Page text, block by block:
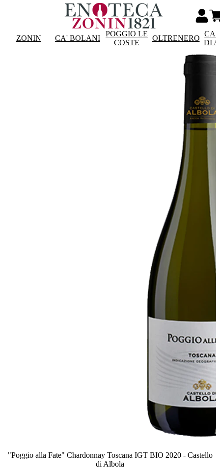
ZONIN CA' BOLANI
POGGIO LE
COSTE
OLTRENERO
DI
"Poggio alla Fate" Chardonnay Toscana IGT BIO 2020 - Castello
di Albola